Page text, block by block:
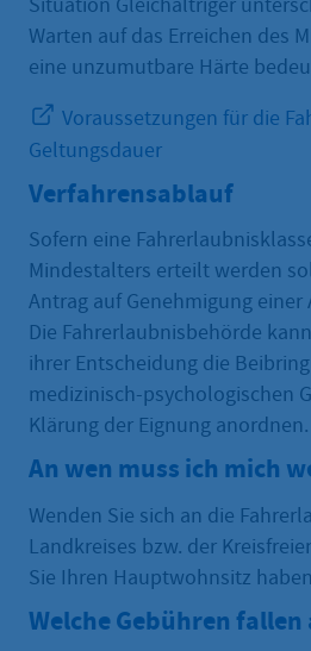
Situation Gleichaltriger
Warten auf das Erreichen des
eine unzumutbare Härte
Voraussetzungen für die
Geltungsdauer
Verfahrensablauf
Sofern eine
Mindestalters erteilt werden
Antrag auf Genehmigung
Die Fahrerlaubnisbehörde
ihrer Entscheidung die
medizinisch-psychologischen
Klärung der Eignung anordnen.
An wen muss ich mich
Wenden Sie sich an die
Landkreises bzw. der
Sie Ihren Hauptwohnsitz
Welche Gebühren fallen